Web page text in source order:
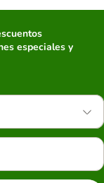
especiales y